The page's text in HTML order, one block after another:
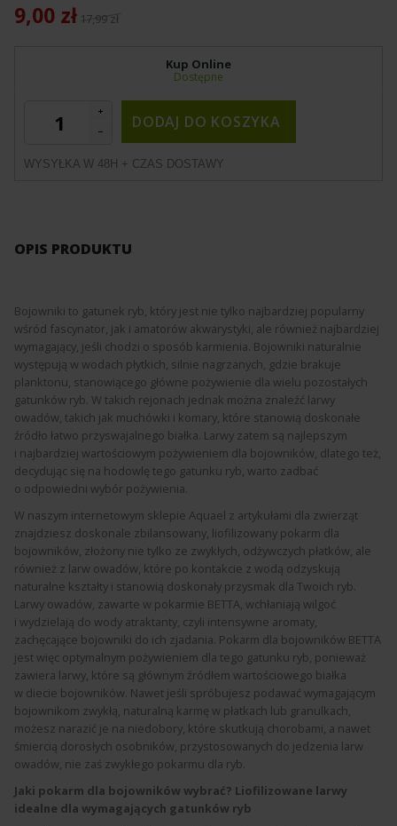
9,00 zł 17,99 zł
Kup Online
Dostępne
DODAJ DO KOSZYKA
WYSYŁKA W 48H + CZAS DOSTAWY
OPIS PRODUKTU
Bojowniki to gatunek ryb, który jest nie tylko najbardziej popularny
wśród fascynator, jak i amatorów akwarystyki, ale również najbardziej
wymagający, jeśli chodzi o sposób karmienia. Bojowniki naturalnie
występują w wodach płytkich, silnie nagrzanych, gdzie brakuje
planktonu, stanowiącego główne pożywienie dla wielu pozostałych
gatunków ryb. W takich rejonach jednak można znaleźć larwy
owadów, takich jak muchówki i komary, które stanowią doskonałe
źródło łatwo przyswajalnego białka. Larwy zatem są najlepszym
i najbardziej wartościowym pożywieniem dla bojowników, dlatego też,
decydując się na hodowlę tego gatunku ryb, warto zadbać
o odpowiedni wybór pożywienia.
W naszym internetowym sklepie Aquael z artykułami dla zwierząt
znajdziesz doskonale zbilansowany, liofilizowany pokarm dla
bojowników, złożony nie tylko ze zwykłych, odżywczych płatków, ale
również z larw owadów, które po kontakcie z wodą odzyskują
naturalne kształty i stanowią doskonały przysmak dla Twoich ryb.
Larwy owadów, zawarte w pokarmie BETTA, wchłaniają wilgoć
i wydzielają do wody atraktanty, czyli intensywne aromaty,
zachęcające bojowniki do ich zjadania. Pokarm dla bojowników BETTA
jest więc optymalnym pożywieniem dla tego gatunku ryb, ponieważ
zawiera larwy, które są głównym źródłem wartościowego białka
w diecie bojowników. Nawet jeśli spróbujesz podawać wymagającym
bojownikom zwykłą, naturalną karmę w płatkach lub granulkach,
możesz narazić je na niedobory, które skutkują chorobami, a nawet
śmiercią dorosłych osobników, przystosowanych do jedzenia larw
owadów, nie zaś zwykłego pokarmu dla ryb.
Jaki pokarm dla bojowników wybrać? Liofilizowane larwy
idealne dla wymagających gatunków ryb